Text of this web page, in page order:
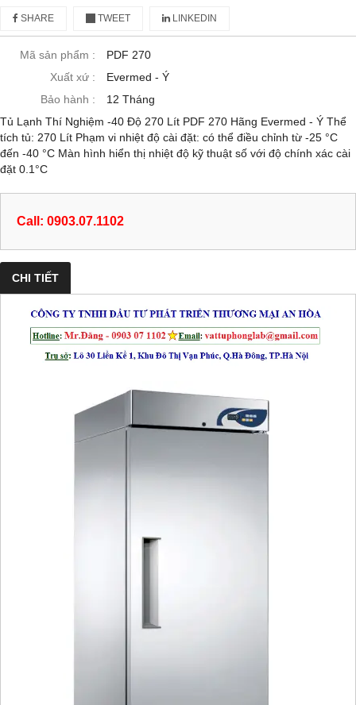
SHARE TWEET LINKEDIN
Mã sản phẩm :
PDF 270
Xuất xứ :
Evermed - Ý
Bảo hành :
12 Tháng
Tủ Lạnh Thí Nghiệm -40 Độ 270 Lít PDF 270 Hãng Evermed - Ý Thể
tích tủ: 270 Lít Phạm vi nhiệt độ cài đặt: có thể điều chỉnh từ -25 °C
đến -40 °C Màn hình hiển thị nhiệt độ kỹ thuật số với độ chính xác cài
đặt 0.1°C
Call: 0903.07.1102
CHI TIẾT